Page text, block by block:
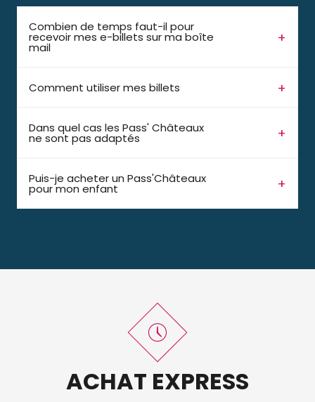
Combien de temps faut-il pour
recevoir mes e-billets sur ma boîte
mail
Comment utiliser mes billets
Dans quel cas les Pass' Châteaux
ne sont pas adaptés
Puis-je acheter un Pass'Châteaux
pour mon enfant
ACHAT EXPRESS